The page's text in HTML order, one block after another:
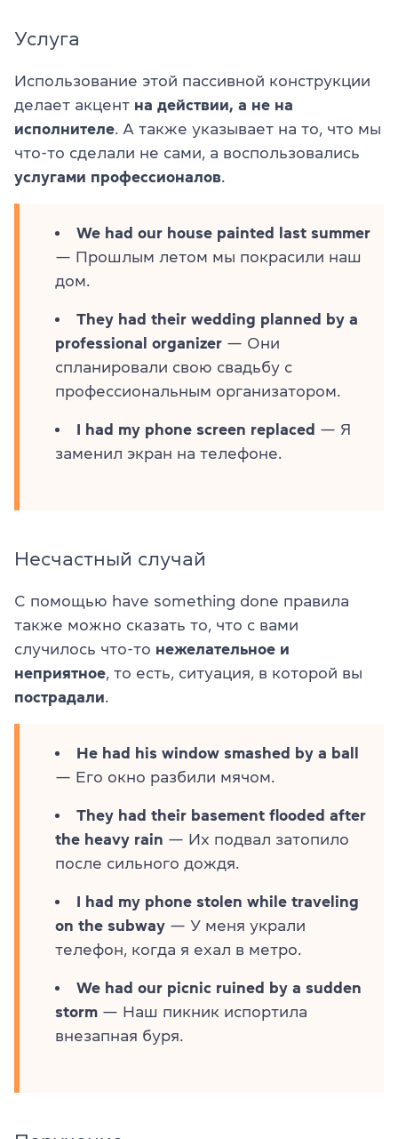
Услуга
Использование этой пассивной конструкции
делает акцент на действии, а не на
исполнителе . А также указывает на то, что мы
что-то сделали не сами, а воспользовались
услугами профессионалов
We had our house painted last summer
— Прошлым летом мы покрасили наш
дом.
They had their wedding planned by a
professional organizer — Они
спланировали свою свадьбу с
профессиональным организатором.
I had my phone screen replaced — Я
заменил экран на телефоне.
Несчастный случай
С помощью have something done правила
также можно сказать то, что с вами
случилось что-то нежелательное и
неприятное , то есть, ситуация, в которой вы
пострадали
He had his window smashed by a ball
— Его окно разбили мячом.
They had their basement flooded after
the heavy rain — Их подвал затопило
после сильного дождя.
I had my phone stolen while traveling
on the subway — У меня украли
телефон, когда я ехал в метро.
We had our picnic ruined by a sudden
storm — Наш пикник испортила
внезапная буря.